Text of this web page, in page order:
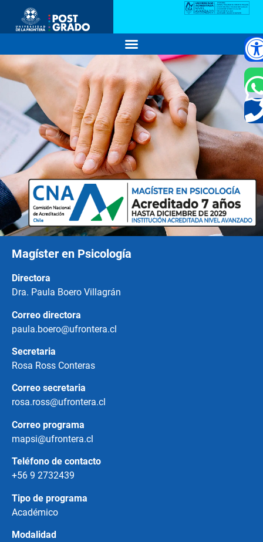
Magíster en Psicología
Directora
Dra. Paula Boero Villagrán
Correo directora
paula.boero@ufrontera.cl
Secretaria
Rosa Ross Conteras
Correo secretaria
rosa.ross@ufrontera.cl
Correo programa
mapsi@ufrontera.cl
Teléfono de contacto
+56 9 2732439
Tipo de programa
Académico
Modalidad